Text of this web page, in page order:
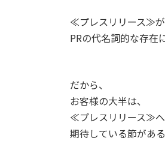
≪プレスリリース≫が
PRの代名詞的な存在
だから、
お客様の大半は、
≪プレスリリース≫
期待している節がある